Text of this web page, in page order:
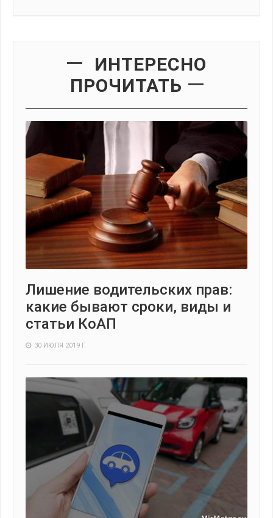
ИНТЕРЕСНО
ПРОЧИТАТЬ
Лишение водительских прав:
какие бывают сроки, виды и
статьи КоАП
30 ИЮЛЯ 2019 Г.